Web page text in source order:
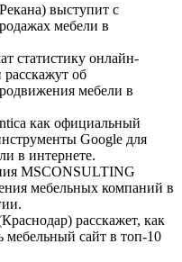
выступит с
мебели в
статистику онлайн-
об
мебели в
как официальный
Google для
в интернете.
MSCONSULTING
мебельных компаний в
расскажет, как
мебельный сайт в топ-10